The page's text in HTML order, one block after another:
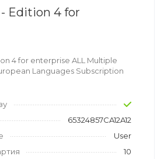
Edition 4 for
4 for enterprise ALL Multiple
Languages Subscription
65324857CA12A12
User
10